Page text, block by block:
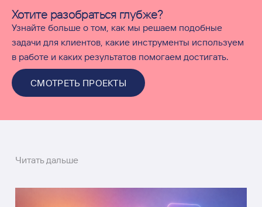
Хотите разобраться глубже?
Узнайте больше о том, как мы решаем подобные
задачи для клиентов, какие инструменты используем
в работе и каких результатов помогаем достигать.
СМОТРЕТЬ ПРОЕКТЫ
Читать дальше